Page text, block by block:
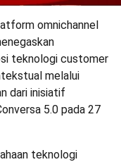
omnichannel
teknologi customer
melalui
dari inisiatif
5.0 pada 27
teknologi